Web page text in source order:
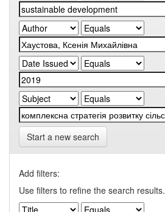
Start a new search
Add filters:
Use filters to refine the search results.